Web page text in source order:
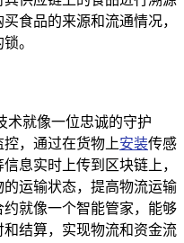
食品的来源和流通情况，
。
术就像一位忠诚的守护
，通过在货物上安装传感
息实时上传到区块链上，
运输状态，提高物流运输
就像一个智能管家，能够
结算，实现物流和资金流